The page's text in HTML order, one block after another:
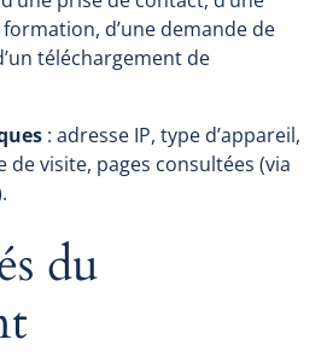
d’une demande de
téléchargement de
: adresse IP, type d’appareil,
de visite, pages consultées (via
du